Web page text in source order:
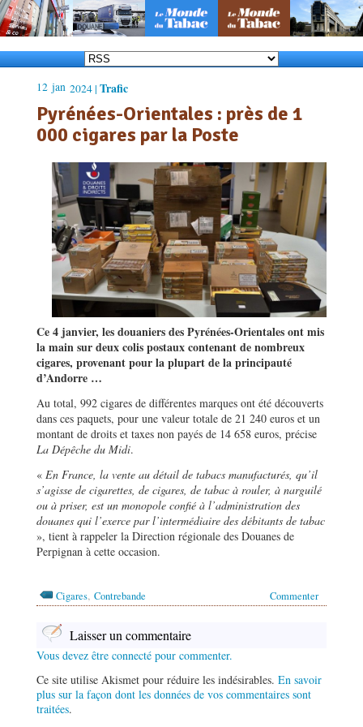
12 jan 2024 | Trafic
Pyrénées-Orientales : près de 1
000 cigares par la Poste
Ce 4 janvier, les douaniers des Pyrénées-Orientales ont mis
la main sur deux colis postaux contenant de nombreux
cigares, provenant pour la plupart de la principauté
d’Andorre …
Au total, 992 cigares de différentes marques ont été découverts
dans ces paquets, pour une valeur totale de 21 240 euros et un
montant de droits et taxes non payés de 14 658 euros, précise
La Dépêche du Midi.
« En France, la vente au détail de tabacs manufacturés, qu’il
s’agisse de cigarettes, de cigares, de tabac à rouler, à narguilé
ou à priser, est un monopole confié à l’administration des
douanes qui l’exerce par l’intermédiaire des débitants de tabac
», tient à rappeler la Direction régionale des Douanes de
Perpignan à cette occasion.
Commenter
Cigares, Contrebande
Laisser un commentaire
Vous devez être connecté pour commenter.
Ce site utilise Akismet pour réduire les indésirables. En savoir
plus sur la façon dont les données de vos commentaires sont
traitées.